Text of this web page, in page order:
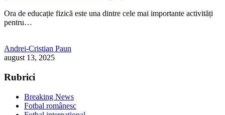
Ora de educație fizică este una dintre cele mai importante activități
pentru…
Andrei-Cristian Paun
august 13, 2025
Rubrici
Breaking News
Fotbal românesc